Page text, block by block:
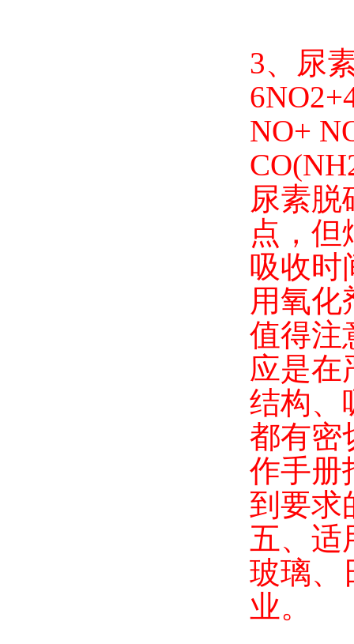
3、尿
NO+
尿素脱
点，但
吸收时
用氧化
值得注
应是在
结构、
都有密
作手册
到要求
五、适
玻璃、
业。